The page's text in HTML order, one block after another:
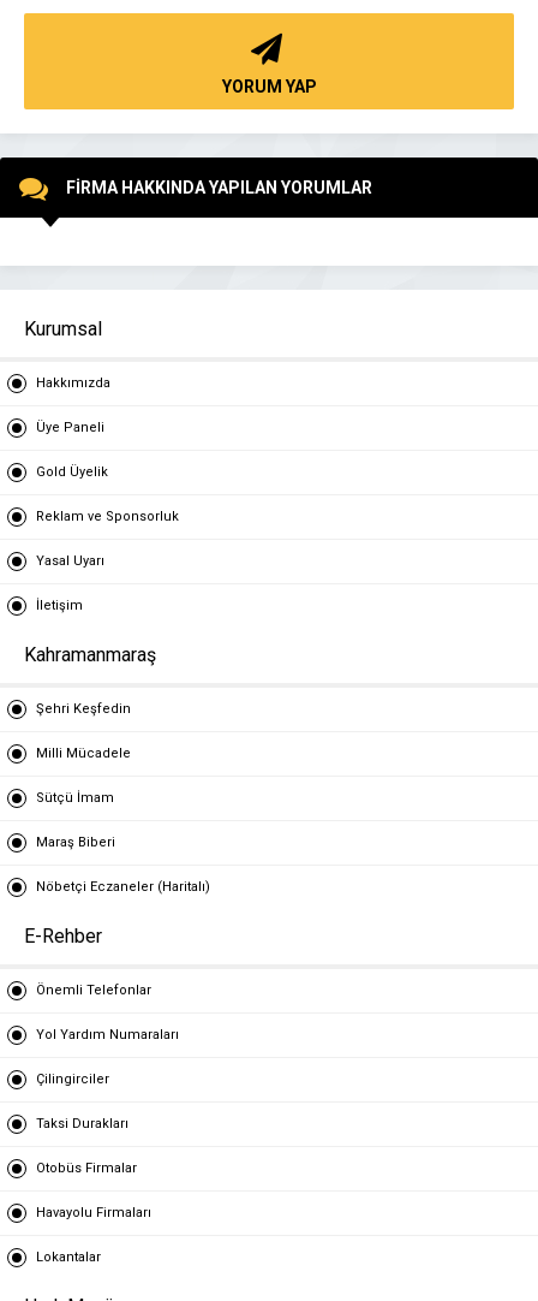
YORUM YAP
FİRMA HAKKINDA YAPILAN YORUMLAR
Kurumsal
Hakkımızda
Üye Paneli
Gold Üyelik
Reklam ve Sponsorluk
Yasal Uyarı
İletişim
Kahramanmaraş
Şehri Keşfedin
Milli Mücadele
Sütçü İmam
Maraş Biberi
Nöbetçi Eczaneler (Haritalı)
E-Rehber
Önemli Telefonlar
Yol Yardım Numaraları
Çilingirciler
Taksi Durakları
Otobüs Firmalar
Havayolu Firmaları
Lokantalar